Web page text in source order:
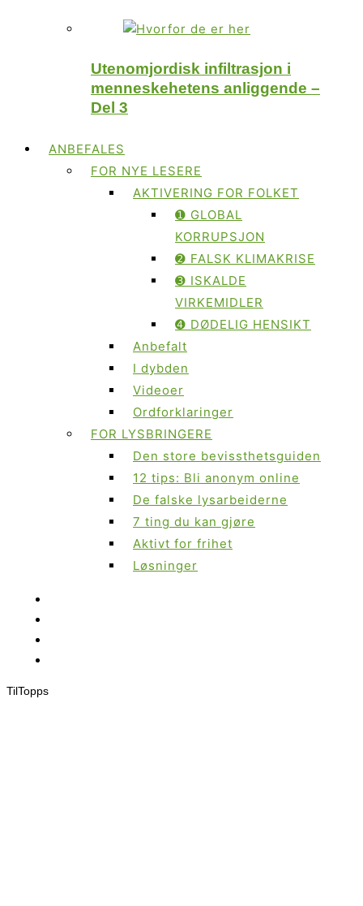
Utenomjordisk infiltrasjon i
menneskehetens anliggende –
Del 3
ANBEFALES
FOR NYE LESERE
AKTIVERING FOR FOLKET
➊ GLOBAL
KORRUPSJON
➋ FALSK KLIMAKRISE
➌ ISKALDE
VIRKEMIDLER
➍ DØDELIG HENSIKT
Anbefalt
I dybden
Videoer
Ordforklaringer
FOR LYSBRINGERE
Den store bevissthetsguiden
12 tips: Bli anonym online
De falske lysarbeiderne
7 ting du kan gjøre
Aktivt for frihet
Løsninger
TilTopps